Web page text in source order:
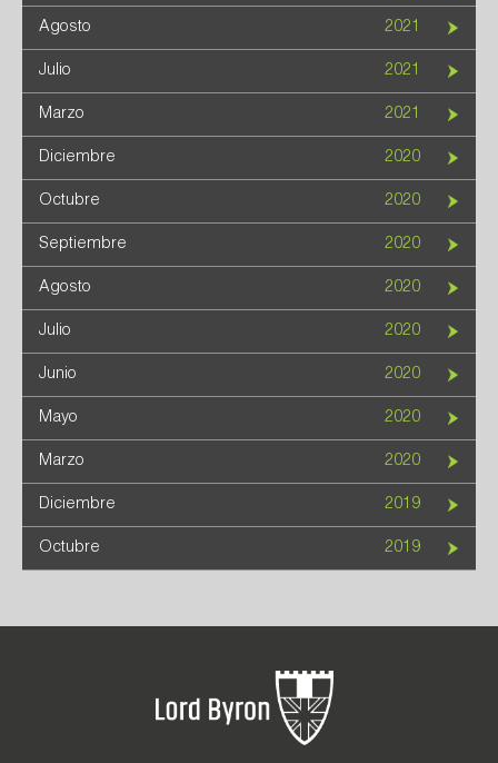
Agosto 2021
Julio 2021
Marzo 2021
Diciembre 2020
Octubre 2020
Septiembre 2020
Agosto 2020
Julio 2020
Junio 2020
Mayo 2020
Marzo 2020
Diciembre 2019
Octubre 2019